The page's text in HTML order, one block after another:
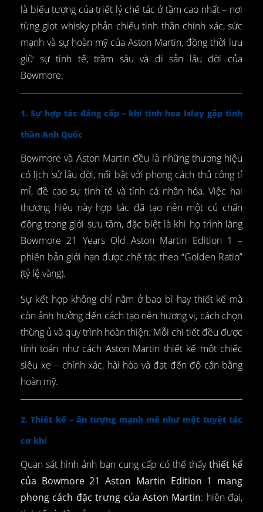
là biểu tượng của triết lý chế tác ở tầm cao nhất – nơi
từng giọt whisky phản chiếu tinh thần chính xác, sức
mạnh và sự hoàn mỹ của Aston Martin, đồng thời lưu
giữ sự tinh tế, trầm sâu và di sản lâu đời của
Bowmore.
1. Sự hợp tác đẳng cấp – khi tinh hoa Islay gặp tinh
thần Anh Quốc
Bowmore và Aston Martin đều là những thương hiệu
có lịch sử lâu đời, nổi bật với phong cách thủ công tỉ
mỉ, đề cao sự tinh tế và tính cá nhân hóa. Việc hai
thương hiệu này hợp tác đã tạo nên một cú chấn
động trong giới sưu tầm, đặc biệt là khi họ trình làng
Bowmore 21 Years Old Aston Martin Edition 1 –
phiên bản giới hạn được chế tác theo “Golden Ratio”
(tỷ lệ vàng).
Sự kết hợp không chỉ nằm ở bao bì hay thiết kế mà
còn ảnh hưởng đến cách tạo nên hương vị, cách chọn
thùng ủ và quy trình hoàn thiện. Mỗi chi tiết đều được
tính toán như cách Aston Martin thiết kế một chiếc
siêu xe – chính xác, hài hòa và đạt đến độ cân bằng
hoàn mỹ.
2. Thiết kế – ấn tượng mạnh mẽ như một tuyệt tác
cơ khí
Quan sát hình ảnh bạn cung cấp có thể thấythiết kế
của Bowmore 21 Aston Martin Edition 1 mang
phong cách đặc trưng của Aston Martin: hiện đại,